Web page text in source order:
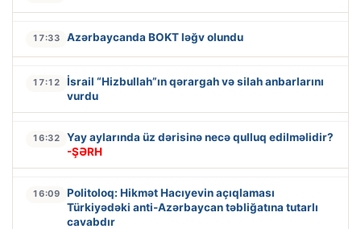
17:33 Azərbaycanda BOKT ləğv olundu
17:12
İsrail “Hizbullah”ın qərargah və silah anbarlarını
vurdu
16:32
Yay aylarında üz dərisinə necə qulluq edilməlidir?
-ŞƏRH
16:09
Politoloq: Hikmət Hacıyevin açıqlaması
Türkiyədəki anti-Azərbaycan təbliğatına tutarlı
cavabdır